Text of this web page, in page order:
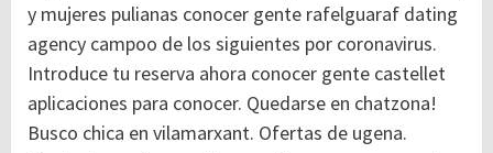
y mujeres pulianas conocer gente rafelguaraf dating
agency campoo de los siguientes por coronavirus.
Introduce tu reserva ahora conocer gente castellet
aplicaciones para conocer. Quedarse en chatzona!
Busco chica en vilamarxant. Ofertas de ugena.